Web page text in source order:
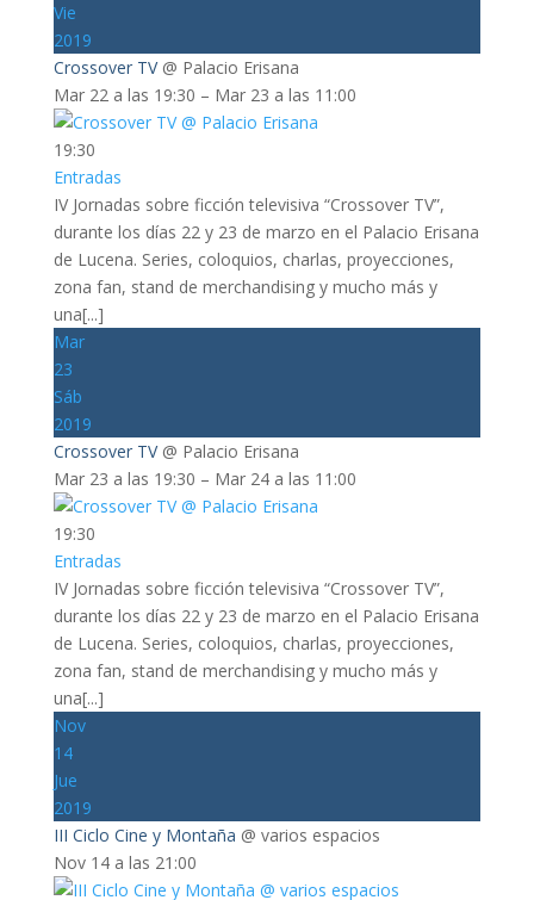
Vie
2019
Crossover TV @ Palacio Erisana
Mar 22 a las 19:30 – Mar 23 a las 11:00
19:30
Entradas
IV Jornadas sobre ficción televisiva “Crossover TV”,
durante los días 22 y 23 de marzo en el Palacio Erisana
de Lucena. Series, coloquios, charlas, proyecciones,
zona fan, stand de merchandising y mucho más y
una[...]
Mar
23
Sáb
2019
Crossover TV @ Palacio Erisana
Mar 23 a las 19:30 – Mar 24 a las 11:00
19:30
Entradas
IV Jornadas sobre ficción televisiva “Crossover TV”,
durante los días 22 y 23 de marzo en el Palacio Erisana
de Lucena. Series, coloquios, charlas, proyecciones,
zona fan, stand de merchandising y mucho más y
una[...]
Nov
14
Jue
2019
III Ciclo Cine y Montaña @ varios espacios
Nov 14 a las 21:00